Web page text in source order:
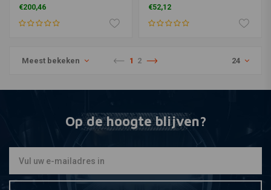
€200,46 €52,12
Meest bekeken 1 2 24
Op de hoogte blijven?